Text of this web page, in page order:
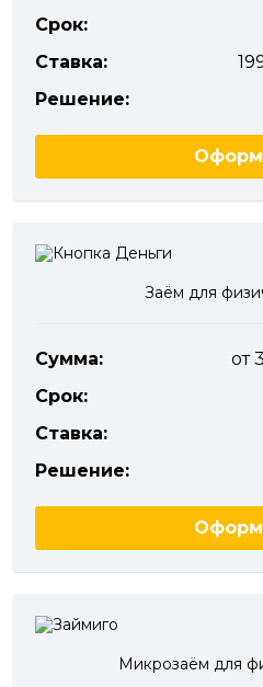
Срок:
Ставка:
Решение:
Заём для
Сумма:
от
Срок:
Ставка:
Решение:
Микрозаём для